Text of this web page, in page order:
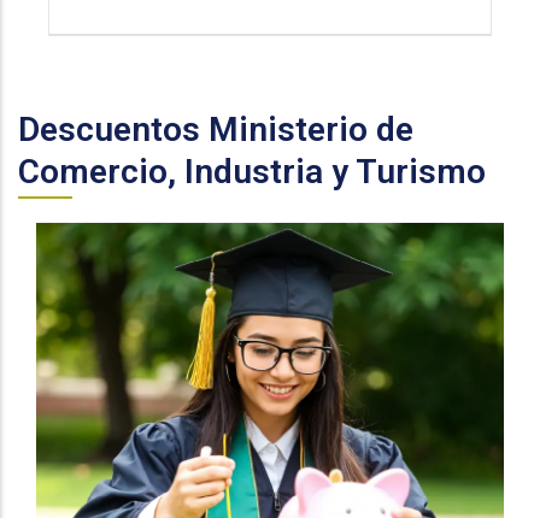
Descuentos Ministerio de
Comercio, Industria y Turismo